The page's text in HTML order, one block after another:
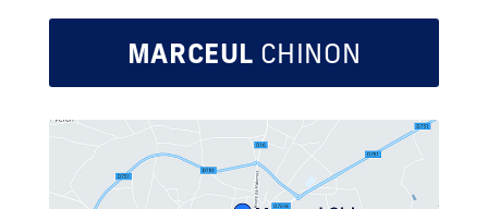
MARCEUL CHINON